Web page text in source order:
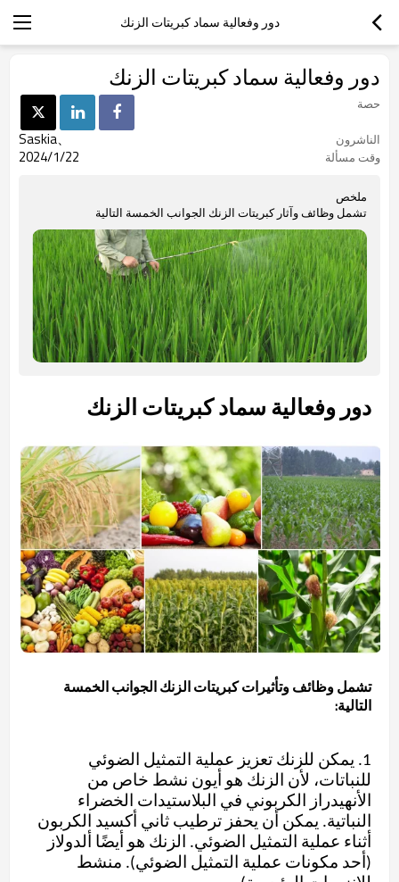
دور وفعالية سماد كبريتات الزنك
دور وفعالية سماد كبريتات الزنك
حصة
الناشرون
、Saskia
وقت مسألة 2024/1/22
ملخص
تشمل وظائف وآثار كبريتات الزنك الجوانب الخمسة التالية
دور وفعالية سماد كبريتات الزنك
تشمل وظائف وتأثيرات كبريتات الزنك الجوانب الخمسة
التالية:
1. يمكن للزنك تعزيز عملية التمثيل الضوئي
للنباتات، لأن الزنك هو أيون نشط خاص من
الأنهيدراز الكربوني في البلاستيدات الخضراء
النباتية. يمكن أن يحفز ترطيب ثاني أكسيد الكربون
أثناء عملية التمثيل الضوئي. الزنك هو أيضًا ألدولاز
(أحد مكونات عملية التمثيل الضوئي). منشط